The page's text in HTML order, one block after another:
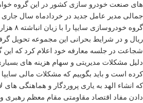
های صنعت خودرو سازی کشور در این گروه
جمالی مدیر عامل جدید در خردادماه سال
ریال و در شرایط بحرانی این مجموعه تحویل
شجاعت در جلسه معارفه خود اعلام کرد که این
دلیل مشکلات مدیریتی و سهام هزینه های
کرده است و باید بگوییم که مشکلات مالی
که انشاء الهد به یاری پروردگار و هماهنگی های
دادن مفاد اقتصاد مقاومتی مقام معظم رهبری